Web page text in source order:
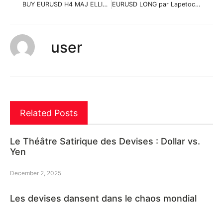
BUY EURUSD H4 MAJ ELLIOT STRATEGY par ABOUtrading31 EURUSD LONG par Lapetoche
user
Related Posts
Le Théâtre Satirique des Devises : Dollar vs.
Yen
December 2, 2025
Les devises dansent dans le chaos mondial